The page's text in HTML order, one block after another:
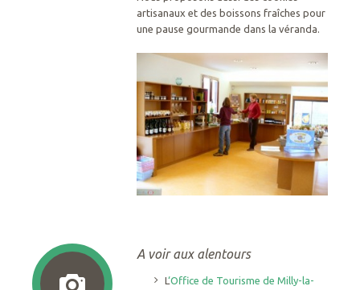
artisanaux et des boissons fraîches pour
une pause gourmande dans la véranda.
A voir aux alentours
L‘Office de Tourisme de Milly-la-